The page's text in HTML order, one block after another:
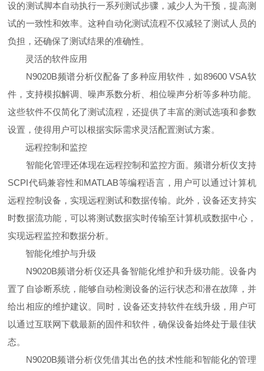
设的测试脚本自动执行一系列测试步骤，减少人为干预，提高测
试的一致性和效率。这种自动化测试流程不仅减轻了测试人员的
负担，还确保了测试结果的准确性。
灵活的软件应用
N9020B频谱分析仪配备了多种应用软件，如89600 VSA软
件，支持模拟解调、噪声系数分析、相位噪声分析等多种功能。
这些软件不仅简化了测试流程，还提供了丰富的测试选项和参数
设置，使得用户可以根据实际需求灵活配置测试方案。
远程控制和监控
智能化管理还体现在远程控制和监控方面。频谱分析仪支持
SCPI代码兼容性和MATLAB等编程语言，用户可以通过计算机
远程控制设备，实现远程测试和数据传输。此外，设备还支持实
时数据流功能，可以将测试数据实时传输至计算机或数据中心，
实现远程监控和数据分析。
智能化维护与升级
N9020B频谱分析仪还具备智能化维护和升级功能。设备内
置了自诊断系统，能够自动检测设备的运行状态和潜在故障，并
给出相应的维护建议。同时，设备还支持软件在线升级，用户可
以通过互联网下载最新的固件和软件，确保设备始终处于最佳状
态。
N9020B频谱分析仪凭借其出色的技术性能和智能化的管理